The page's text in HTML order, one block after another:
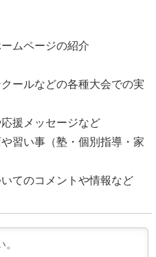
ムページの紹介
ールなどの各種大会での実
援メッセージなど
習い事（塾・個別指導・家
てのコメントや情報など